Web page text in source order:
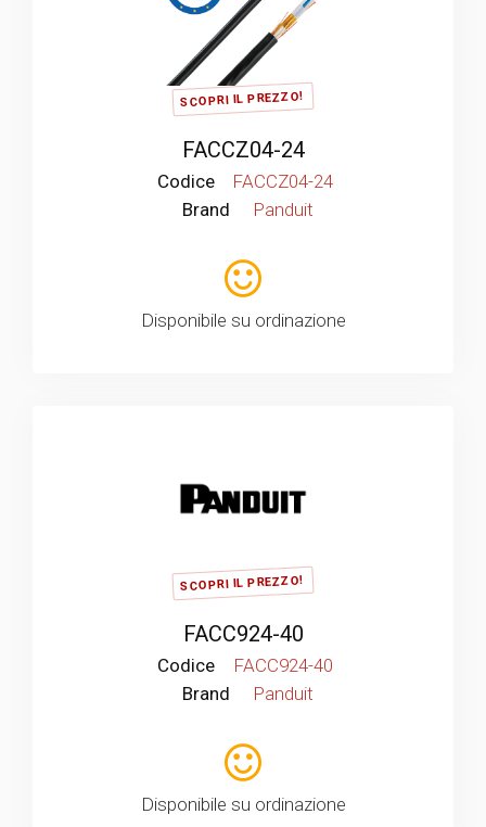
SCOPRI IL PREZZO!
FACCZ04-24
Codice
FACCZ04-24
Brand
Panduit
Disponibile su ordinazione
SCOPRI IL PREZZO!
FACC924-40
Codice
FACC924-40
Brand
Panduit
Disponibile su ordinazione